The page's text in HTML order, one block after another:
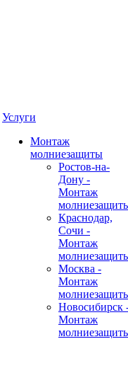
Услуги
Монтаж
молниезащиты
Ростов-на-
Дону -
Монтаж
Краснодар,
Сочи -
Монтаж
Москва -
Монтаж
Новосибирск
Монтаж